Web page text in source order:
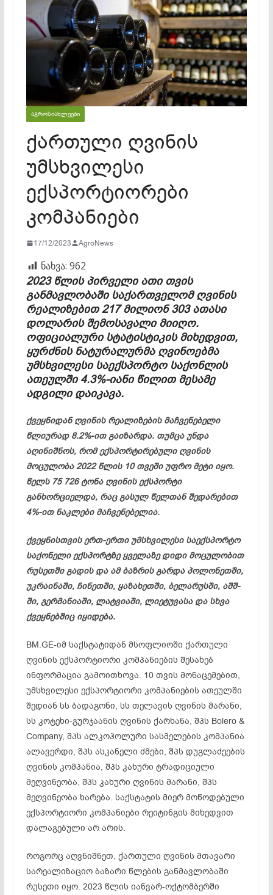
ᲐᲒᲠᲝᲡᲘᲐᲮᲚᲔᲔᲑᲘ
ქართული ღვინის
უმსხვილესი
ექსპორტიორები
კომპანიები
17/12/2023 AgroNews
ნახვა: 962
2023 წლის პირველი ათი თვის
განმავლობაში საქართველომ ღვინის
რეალიზებით 217 მილიონ 303 ათასი
დოლარის შემოსავალი მიიღო.
ოფიციალური სტატისტიკის მიხედვით,
ყურძნის ნატურალურმა ღვინოებმა
უმსხვილესი საექსპორტო საქონლის
ათეულში 4.3%-იანი წილით მესამე
ადგილი დაიკავა.
ქვეყნიდან ღვინის რეალიზების მაჩვენებელი
წლიურად 8.2%-ით გაიზარდა. თუმცა უნდა
აღინიშნოს, რომ ექსპორტირებული ღვინის
მოცულობა 2022 წლის 10 თვეში უფრო მეტი იყო.
წელს 75 726 ტონა ღვინის ექსპორტი
განხორციელდა, რაც გასულ წელთან შედარებით
4%-ით ნაკლები მაჩვენებელია.
ქვეყნისთვის ერთ-ერთი უმსხვილესი საექსპორტო
საქონელი ექსპორტზე ყველაზე დიდი მოცულობით
რუსეთში გადის და ამ ბაზრის გარდა პოლონეთში,
უკრაინაში, ჩინეთში, ყაზახეთში, ბელარუსში, აშშ-
ში, გერმანიაში, ლატვიაში, ლიეტუვასა და სხვა
ქვეყნებშიც იყიდება.
BM.GE-იმ საქსტატიდან მსოფლიოში ქართული
ღვინის ექსპორტიორი კომპანიების შესახებ
ინფორმაცია გამოითხოვა. 10 თვის მონაცემებით,
უმსხვილესი ექსპორტიორი კომპანიების ათეულში
შედიან სს ბადაგონი, სს თელავის ღვინის მარანი,
სს კოტეხი-გურჯაანის ღვინის ქარხანა, შპს Bolero &
Company, შპს ალკოჰოლური სასმელების კომპანია
ალავერდი, შპს ასკანელი ძმები, შპს დუგლაძეების
ღვინის კომპანია, შპს კახური ტრადიციული
მეღვინეობა, შპს კახური ღვინის მარანი, შპს
მეღვინეობა ხარება. საქსტატის მიერ მოწოდებული
ექსპორტიორი კომპანიები რეიტინგის მიხედვით
დალაგებული არ არის.
როგორც აღვნიშნეთ, ქართული ღვინის მთავარი
სარეალიზაციო ბაზარი წლების განმავლობაში
რუსეთი იყო. 2023 წლის იანვარ-ოქტომბერში